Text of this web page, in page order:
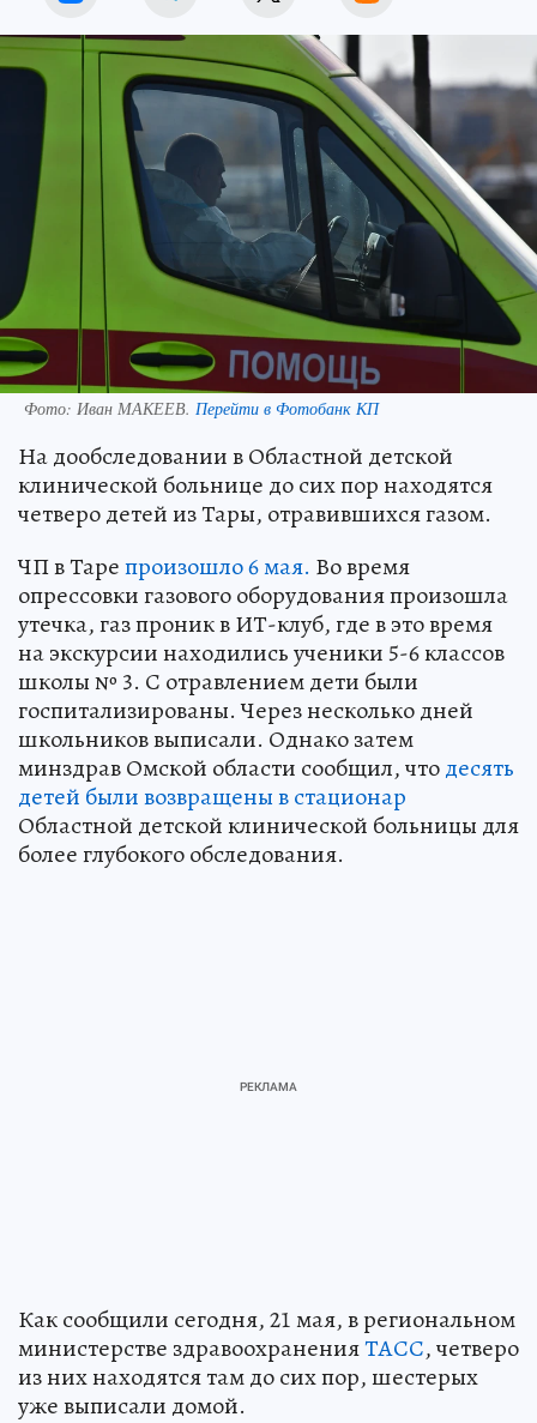
Фото: Иван МАКЕЕВ. Перейти в Фотобанк КП
На дообследовании в Областной детской
клинической больнице до сих пор находятся
четверо детей из Тары, отравившихся газом.
ЧП в Тарепроизошло 6 мая. Во время
опрессовки газового оборудования произошла
утечка, газ проник в ИТ-клуб, где в это время
на экскурсии находились ученики 5-6 классов
школы № 3. С отравлением дети были
госпитализированы. Через несколько дней
школьников выписали. Однако затем
минздрав Омской области сообщил, чтодесять
детей были возвращены в стационар
Областной детской клинической больницы для
более глубокого обследования.
Как сообщили сегодня, 21 мая, в региональном
министерстве здравоохраненияТАСС, четверо
из них находятся там до сих пор, шестерых
уже выписали домой.